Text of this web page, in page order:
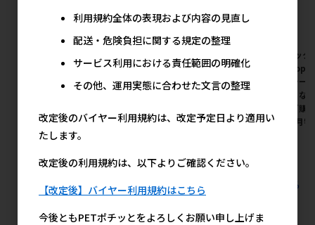
魚)]ラビレット 三角トイレシ
ーツ 44枚 ※メーカー直送とな
メーカー希望小売価格
魚)]ハムスタープレミアムフー
ド ドワーフ専用 400g ※メー
さい【8月特価】
[ジェッ
魚
イレシ
直送とな
最低ご購
い【8月特
すべてのジェックス(直送：小動物・観賞魚)の人気商品を見る
利用規約全体の表現および内容の見直し
配送・危険負担に関する規定の整理
サービス利用における責任範囲の明確化
その他、運用実態に合わせた文言の整理
改定後のバイヤー利用規約は、改定予定日より適用い
たします。
改定後の利用規約は、以下よりご確認ください。
【改定後】バイヤー利用規約はこちら
今後ともPETポチッとをよろしくお願い申し上げま